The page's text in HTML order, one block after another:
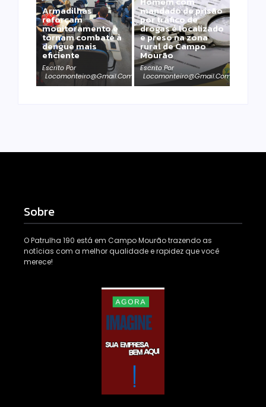
Armadilhas
reforçam
monitoramento e
tornam combate à
dengue mais
eficiente
Escrito Por
Locomonteiro@gmail.com
mandado de prisão
por tráfico de
drogas é localizado
e preso na zona
rural de Campo
Mourão
Escrito Por
Locomonteiro@gmail.com
Sobre
O Patrulha 190 está em Campo Mourão trazendo as
notícias com a melhor qualidade e rapidez que você
merece!